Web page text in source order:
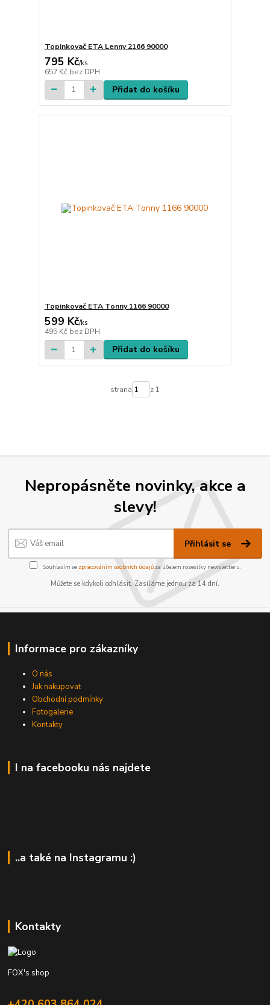
Topinkovač ETA Lenny 2166 90000
795 Kč/ks
657 Kč bez DPH
Přidat do košíku
Topinkovač ETA Tonny 1166 90000
599 Kč/ks
495 Kč bez DPH
Přidat do košíku
strana z 1
Nepropásněte novinky, akce a
slevy!
Přihlásit se
Souhlasím se zpracováním osobních údajůza účelem rozesílky newsletteru.
Můžete se kdykoli odhlásit. Zasíláme jednou za 14 dní.
Informace pro zákazníky
O nás
Jak nakupovat
Obchodní podmínky
Fotogalerie
Kontakty
I na facebooku nás najdete
..a také na Instagramu :)
Kontakty
FOX's shop